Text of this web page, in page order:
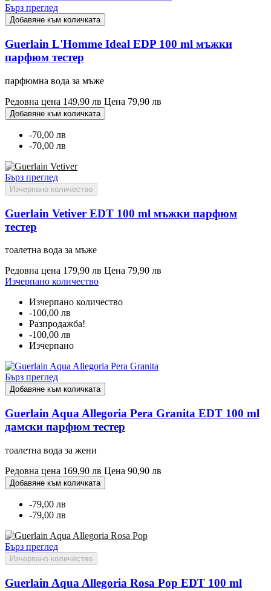
Бърз преглед
Добавяне към количката
Guerlain L'Homme Ideal EDP 100 ml мъжки
парфюм тестер
парфюмна вода за мъже
Редовна цена 149,90 лв Цена 79,90 лв
Добавяне към количката
-70,00 лв
-70,00 лв
Бърз преглед
Изчерпано количество
Guerlain Vetiver EDT 100 ml мъжки парфюм
тестер
тоалетна вода за мъже
Редовна цена 179,90 лв Цена 79,90 лв
Изчерпано количество
Изчерпано количество
-100,00 лв
Разпродажба!
-100,00 лв
Изчерпано
Бърз преглед
Добавяне към количката
Guerlain Aqua Allegoria Pera Granita EDT 100 ml
дамски парфюм тестер
тоалетна вода за жени
Редовна цена 169,90 лв Цена 90,90 лв
Добавяне към количката
-79,00 лв
-79,00 лв
Бърз преглед
Изчерпано количество
Guerlain Aqua Allegoria Rosa Pop EDT 100 ml